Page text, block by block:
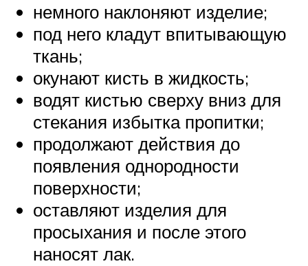
немного наклоняют изделие;
под него кладут впитывающую
ткань;
окунают кисть в жидкость;
водят кистью сверху вниз для
стекания избытка пропитки;
продолжают действия до
появления однородности
поверхности;
оставляют изделия для
просыхания и после этого
наносят лак.